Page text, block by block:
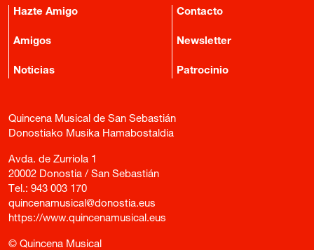
Hazte Amigo
Amigos
Noticias
Contacto
Newsletter
Patrocinio
Quincena Musical de San Sebastián
Donostiako Musika Hamabostaldia
Avda. de Zurriola 1
20002 Donostia / San Sebastián
Tel.: 943 003 170
quincenamusical@donostia.eus
https://www.quincenamusical.eus
© Quincena Musical